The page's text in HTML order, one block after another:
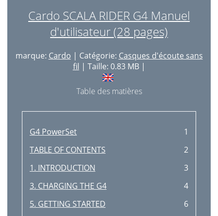
Cardo SCALA RIDER G4 Manuel
d'utilisateur (28 pages)
marque: Cardo | Catégorie: Casques d'écoute sans
fil | Taille: 0.83 MB |
Table des matières
G4 PowerSet
1
TABLE OF CONTENTS
2
1. INTRODUCTION
3
3. CHARGING THE G4
4
5. GETTING STARTED
6